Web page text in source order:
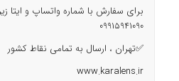
برای سفارش با شماره واتساپ و ایتا
09915941090
✅تهران ، ارسال به تمامی نقاط کشور
www.karalens.ir